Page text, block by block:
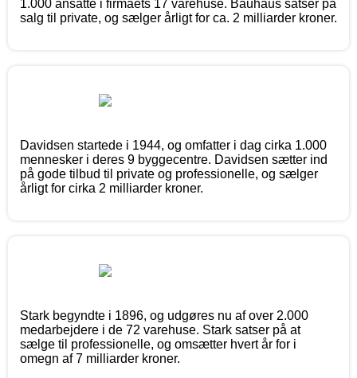
1.000 ansatte i firmaets 17 varehuse. Bauhaus satser på
salg til private, og sælger årligt for ca. 2 milliarder kroner.
Davidsen startede i 1944, og omfatter i dag cirka 1.000
mennesker i deres 9 byggecentre. Davidsen sætter ind
på gode tilbud til private og professionelle, og sælger
årligt for cirka 2 milliarder kroner.
Stark begyndte i 1896, og udgøres nu af over 2.000
medarbejdere i de 72 varehuse. Stark satser på at
sælge til professionelle, og omsætter hvert år for i
omegn af 7 milliarder kroner.